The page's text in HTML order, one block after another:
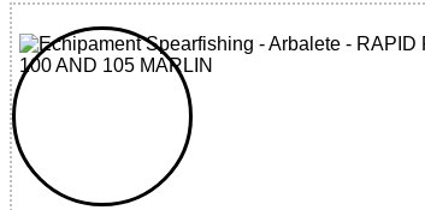
32785512107 - RAPID RUBBER - 590 X 16